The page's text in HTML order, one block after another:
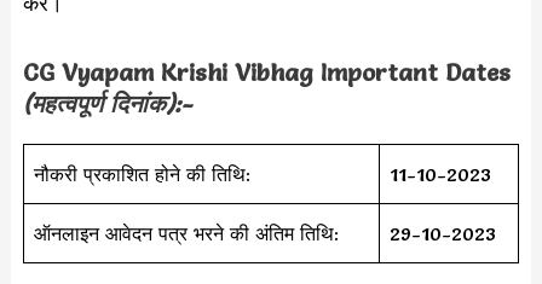
CG Vyapam Krishi Vibhag Important Dates
(महत्वपूर्ण दिनांक):-
नौकरी प्रकाशित होने की तिथि: 11-10-2023
ऑनलाइन आवेदन पत्र भरने की अंतिम तिथि: 29-10-2023